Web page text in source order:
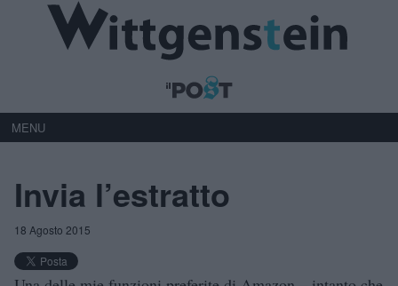
MENU
Invia l’estratto
18 Agosto 2015